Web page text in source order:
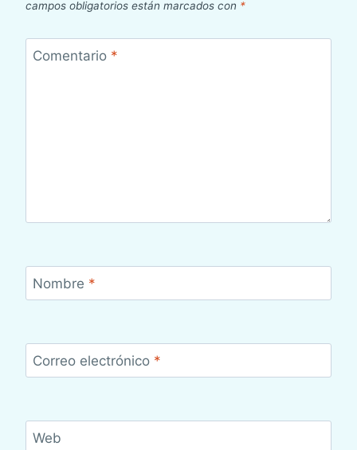
campos obligatorios están marcados con *
Comentario *
Nombre *
Correo electrónico *
Web